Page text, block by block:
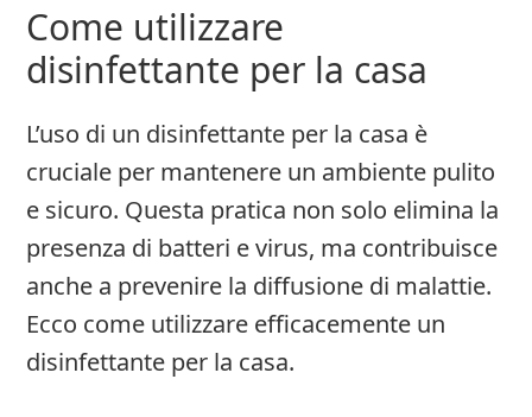
Come utilizzare
disinfettante per la casa
L’uso di un disinfettante per la casa è
cruciale per mantenere un ambiente pulito
e sicuro. Questa pratica non solo elimina la
presenza di batteri e virus, ma contribuisce
anche a prevenire la diffusione di malattie.
Ecco come utilizzare efficacemente un
disinfettante per la casa.